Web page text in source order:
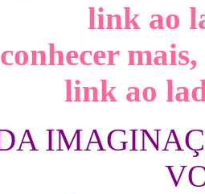
link ao
link ao